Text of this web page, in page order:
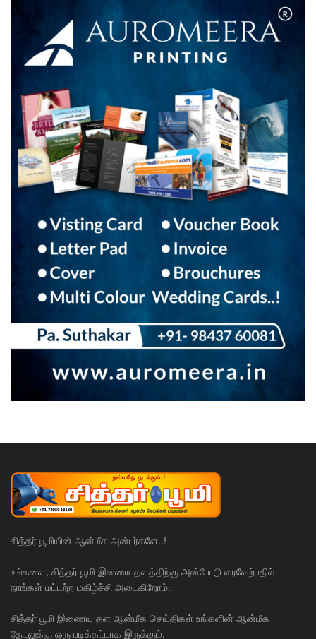
சித்தர் பூமியின் ஆன்மீக அன்பர்களே..!
உங்களை, சித்தர் பூமி இணையதளத்திற்கு அன்போடு வரவேற்பதில்
நாங்கள் மட்டற்ற மகிழ்ச்சி அடைகிறோம்.
சித்தர் பூமி இணைய தள ஆன்மீக செய்திகள் உங்களின் ஆன்மீக
தேடலுக்கு ஒரு படிக்கட்டாக இருக்கும்.